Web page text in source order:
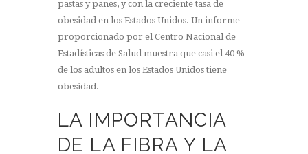
pastas y panes, y con la creciente tasa de
obesidad en los Estados Unidos. Un informe
proporcionado por el Centro Nacional de
Estadísticas de Salud muestra que casi el 40 %
de los adultos en los Estados Unidos tiene
obesidad.
LA IMPORTANCIA
DE LA FIBRA Y LA